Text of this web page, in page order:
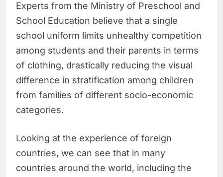
Experts from the Ministry of Preschool and
School Education believe that a single
school uniform limits unhealthy competition
among students and their parents in terms
of clothing, drastically reducing the visual
difference in stratification among children
from families of different socio-economic
categories.
Looking at the experience of foreign
countries, we can see that in many
countries around the world, including the